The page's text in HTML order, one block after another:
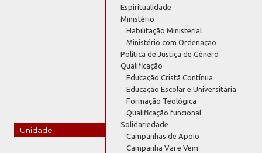
Unidade
Espiritualidade
Ministério
Habilitação Ministerial
Ministério com Ordenação
Política de Justiça de Gênero
Qualificação
Educação Cristã Contínua
Educação Escolar e Universitária
Formação Teológica
Qualificação funcional
Solidariedade
Campanhas de Apoio
Campanha Vai e Vem